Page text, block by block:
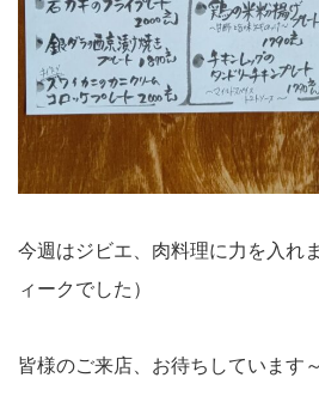
今週はジビエ、肉料理に力を入れ
ィークでした）
皆様のご来店、お待ちしています～